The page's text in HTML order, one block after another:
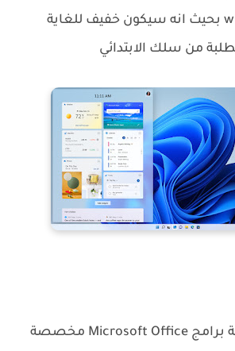
اسم windows 11 se بحيث انه سيكون خفيف للغاية
من سلك الابتدائي
لكونه يوفر سلسلة برامج Microsoft Office مخصصة